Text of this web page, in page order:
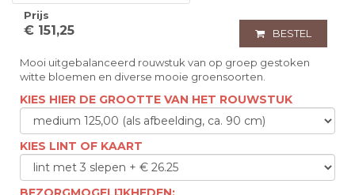
Prijs
€ 151,25 BESTEL
Mooi uitgebalanceerd rouwstuk van op groep gestoken
witte bloemen en diverse mooie groensoorten.
KIES HIER DE GROOTTE VAN HET ROUWSTUK
KIES LINT OF KAART